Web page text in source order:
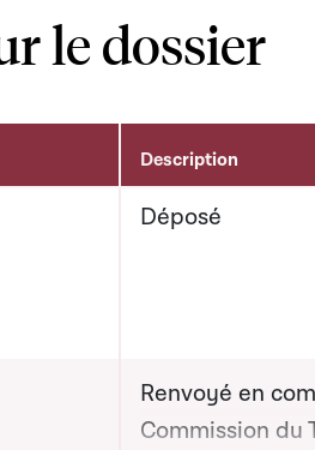
le dossier
Description
Déposé
Renvoyé en
Commission du